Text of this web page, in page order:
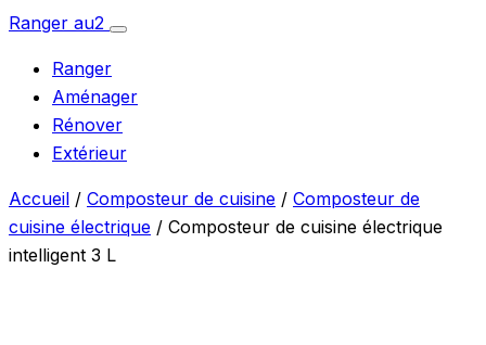
Aller
contenu
Ranger au2
Ouvrir
Ranger
Aménager
Rénover
Extérieur
Accueil / Composteur de cuisine / Composteur de
cuisine électrique / Composteur de cuisine électrique
intelligent 3 L